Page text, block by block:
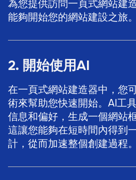
為您提供訪問一頁式網站建
能夠開始您的網站建設之旅。
2. 開始使用AI
在一頁式網站建造器中，您
術來幫助您快速開始。AI工
信息和偏好，生成一個網站
這讓您能夠在短時間內得到
計，從而加速整個創建過程。